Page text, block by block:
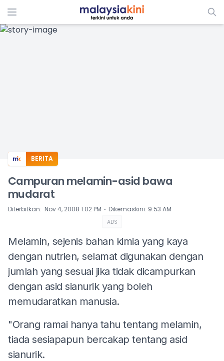
ADS
BERITA
Campuran melamin-asid bawa
mudarat
Diterbitkan: Nov 4, 2008 1:02 PM ⋅ Dikemaskini: 9:53 AM
ADS
Melamin, sejenis bahan kimia yang kaya
dengan nutrien, selamat digunakan dengan
jumlah yang sesuai jika tidak dicampurkan
dengan asid sianurik yang boleh
memudaratkan manusia.
"Orang ramai hanya tahu tentang melamin,
tiada sesiapapun bercakap tentang asid
sianurik.